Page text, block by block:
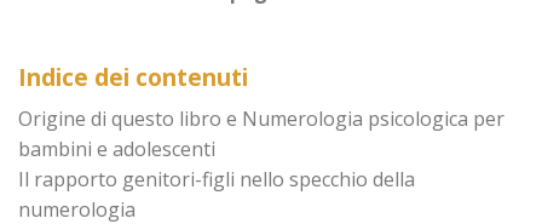
Indice dei contenuti
Origine di questo libro e Numerologia psicologica per
bambini e adolescenti
Il rapporto genitori-figli nello specchio della
numerologia